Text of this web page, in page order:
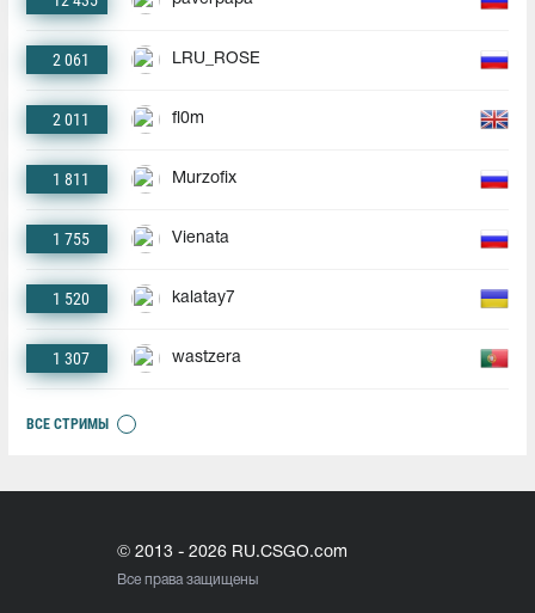
2 061 LRU_ROSE
2 011 fl0m
1 811 Murzofix
1 755 Vienata
1 520 kalatay7
1 307 wastzera
ВСЕ СТРИМЫ
© 2013 - 2026 RU.CSGO.com
Все права защищены